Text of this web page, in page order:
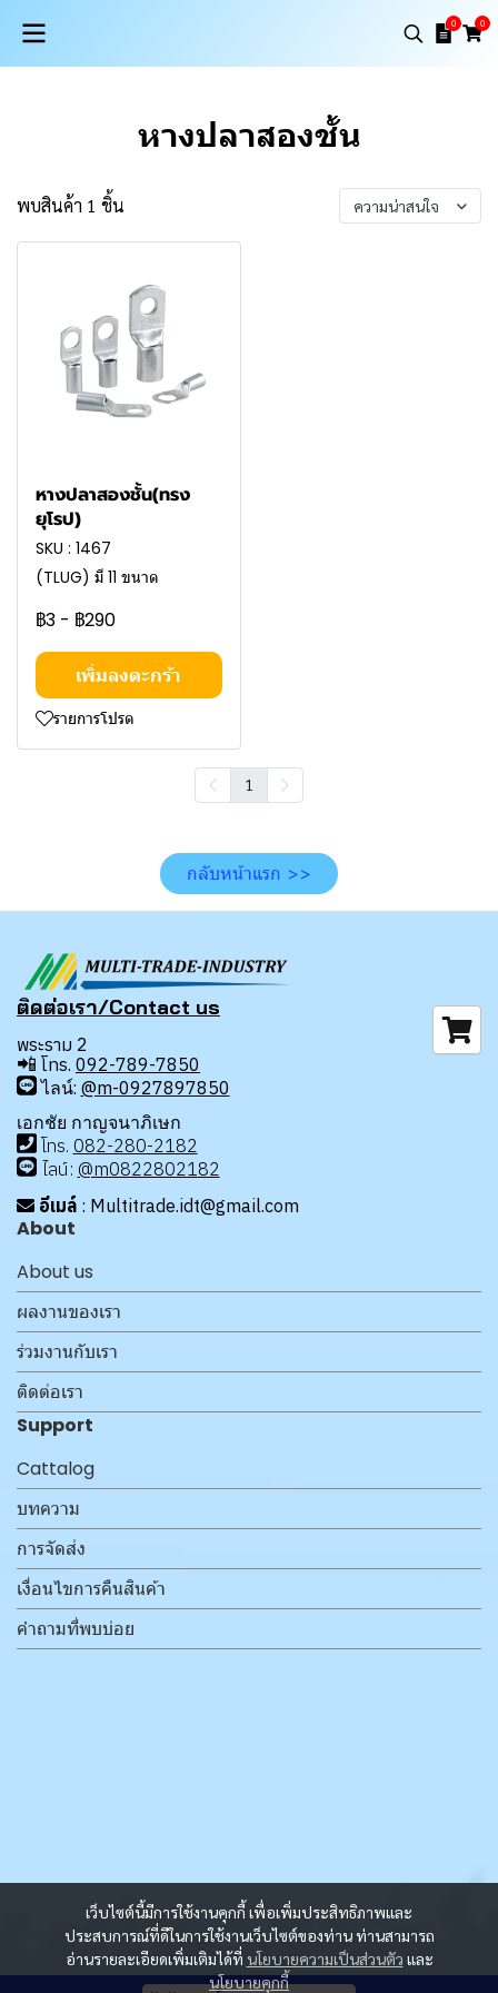
0 0
หางปลาสองชั้น
พบสินค้า 1 ชิ้น ความน่าสนใจ
หางปลาสองชั้น(ทรง
ยุโรป)
SKU : 1467
(TLUG) มี 11 ขนาด
฿3 - ฿290
เพิ่มลงตะกร้า
รายการโปรด
1
กลับหน้าแรก >>
เว็บไซต์นี้มีการใช้งานคุกกี้ เพื่อเพิ่มประสิทธิภาพและ
ประสบการณ์ที่ดีในการใช้งานเว็บไซต์ของท่าน ท่านสามารถ
อ่านรายละเอียดเพิ่มเติมได้ที่ นโยบายความเป็นส่วนตัว และ
นโยบายคุกกี้
ติดต่อเรา/Contact us
พระราม 2
📲 โทร. 092-789-7850
ไลน์: @m-0927897850
เอกชัย กาญจนาภิเษก
โทร. 082-280-2182
ไลน์: @m0822802182
อีเมล์ : Multitrade.idt@gmail.com
About
About us
ผลงานของเรา
ร่วมงานกับเรา
ติดต่อเรา
Support
Cattalog
บทความ
การจัดส่ง
เงื่อนไขการคืนสินค้า
คำถามที่พบบ่อย